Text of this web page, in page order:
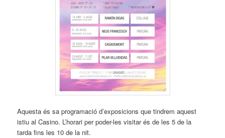
Aquesta és sa programació d’exposicions que tindrem aquest
istiu al Casino. L’horari per poder-les visitar és de les 5 de la
tarda fins les 10 de la nit.